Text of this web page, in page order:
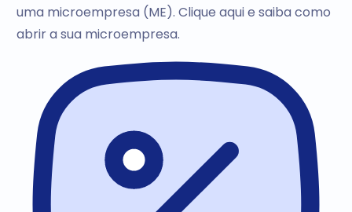
uma microempresa (ME). Clique aqui e saiba como
abrir a sua microempresa.